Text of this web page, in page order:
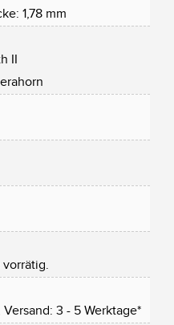
1,78 mm
II
3 - 5 Werktage*